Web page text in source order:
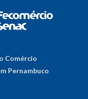
Comércio
Pernambuco